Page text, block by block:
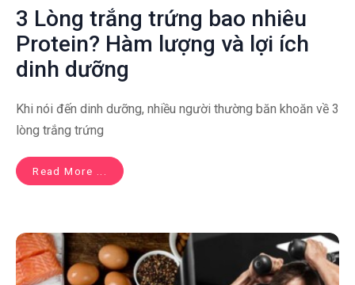
3 Lòng trắng trứng bao nhiêu
Protein? Hàm lượng và lợi ích
dinh dưỡng
Khi nói đến dinh dưỡng, nhiều người thường băn khoăn về 3
lòng trắng trứng
Read More ...